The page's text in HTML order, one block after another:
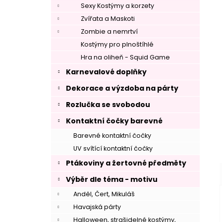
Sexy Kostýmy a korzety
Zvířata a Maskoti
Zombie a nemrtví
Kostýmy pro plnoštíhlé
Hra na oliheň - Squid Game
Karnevalové doplňky
Dekorace a výzdoba na párty
Rozlučka se svobodou
Kontaktní čočky barevné
Barevné kontaktní čočky
UV svítící kontaktní čočky
Ptákoviny a žertovné předměty
Výběr dle téma - motivu
Anděl, Čert, Mikuláš
Havajská párty
Halloween, strašidelné kostýmy,